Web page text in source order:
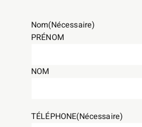
Nom(Nécessaire)
PRÉNOM
NOM
TÉLÉPHONE(Nécessaire)